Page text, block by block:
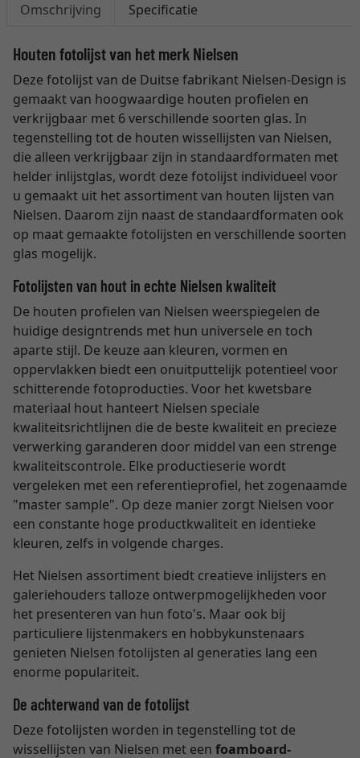
Omschrijving Specificatie
Houten fotolijst van het merk Nielsen
Deze fotolijst van de Duitse fabrikant Nielsen-Design is
gemaakt van hoogwaardige houten profielen en
verkrijgbaar met 6 verschillende soorten glas. In
tegenstelling tot de houten wissellijsten van Nielsen,
die alleen verkrijgbaar zijn in standaardformaten met
helder inlijstglas, wordt deze fotolijst individueel voor
u gemaakt uit het assortiment van houten lijsten van
Nielsen. Daarom zijn naast de standaardformaten ook
op maat gemaakte fotolijsten en verschillende soorten
glas mogelijk.
Fotolijsten van hout in echte Nielsen kwaliteit
De houten profielen van Nielsen weerspiegelen de
huidige designtrends met hun universele en toch
aparte stijl. De keuze aan kleuren, vormen en
oppervlakken biedt een onuitputtelijk potentieel voor
schitterende fotoproducties. Voor het kwetsbare
materiaal hout hanteert Nielsen speciale
kwaliteitsrichtlijnen die de beste kwaliteit en precieze
verwerking garanderen door middel van een strenge
kwaliteitscontrole. Elke productieserie wordt
vergeleken met een referentieprofiel, het zogenaamde
"master sample". Op deze manier zorgt Nielsen voor
een constante hoge productkwaliteit en identieke
kleuren, zelfs in volgende charges.
Het Nielsen assortiment biedt creatieve inlijsters en
galeriehouders talloze ontwerpmogelijkheden voor
het presenteren van hun foto's. Maar ook bij
particuliere lijstenmakers en hobbykunstenaars
genieten Nielsen fotolijsten al generaties lang een
enorme populariteit.
De achterwand van de fotolijst
Deze fotolijsten worden in tegenstelling tot de
wissellijsten van Nielsen met een foamboard-